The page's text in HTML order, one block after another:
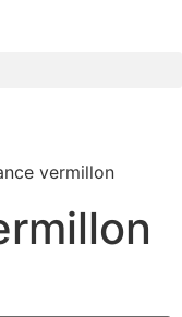
vermillon